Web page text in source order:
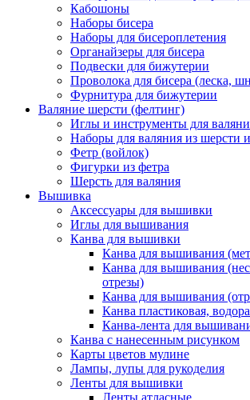
Кабошоны
Наборы бисера
Наборы для бисероплетения
Органайзеры для бисера
Подвески для бижутерии
Проволока для бисера (леска,
Фурнитура для бижутерии
Валяние шерсти (фелтинг)
Иглы и инструменты для
Наборы для валяния из шерсти
Фетр (войлок)
Фигурки из фетра
Шерсть для валяния
Вышивка
Аксессуары для вышивки
Иглы для вышивания
Канва для вышивки
Канва для вышивания
Канва для вышивания
отрезы)
Канва для вышивания
Канва пластиковая,
Канва-лента для
Канва с нанесенным рисунком
Карты цветов мулине
Лампы, лупы для рукоделия
Ленты для вышивки
Ленты атласные